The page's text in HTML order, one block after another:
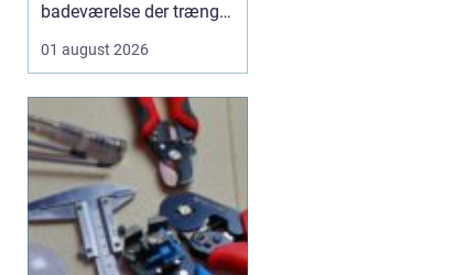
badeværelse der trænger
renovering, eller en
løbsk, er en pålidelig
VVS-installatør guld
værd. I Ringkøbing og
omegn spiller VVS-
firmaerne en central rolle
for både...
01 august 2026